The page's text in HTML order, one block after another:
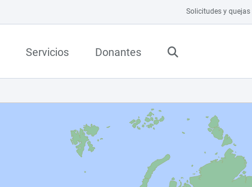
Solicitudes y quejas
Servicios Donantes